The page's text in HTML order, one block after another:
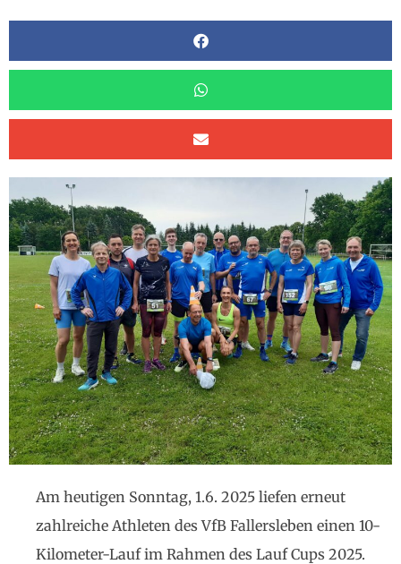
Am heutigen Sonntag, 1.6. 2025 liefen erneut
zahlreiche Athleten des VfB Fallersleben einen 10-
Kilometer-Lauf im Rahmen des Lauf Cups 2025.